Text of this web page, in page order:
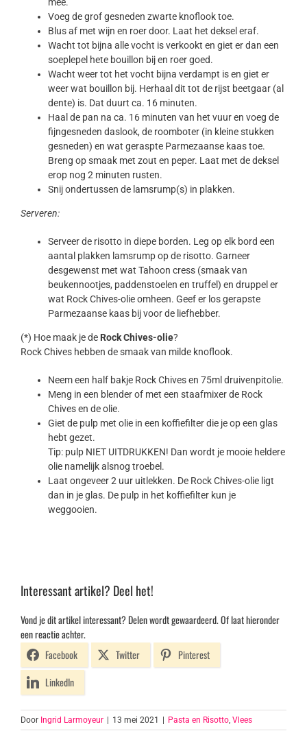
Voeg de grof gesneden zwarte knoflook toe.
Blus af met wijn en roer door. Laat het deksel eraf.
Wacht tot bijna alle vocht is verkookt en giet er dan een
soeplepel hete bouillon bij en roer goed.
Wacht weer tot het vocht bijna verdampt is en giet er
weer wat bouillon bij. Herhaal dit tot de rijst beetgaar (al
dente) is. Dat duurt ca. 16 minuten.
Haal de pan na ca. 16 minuten van het vuur en voeg de
fijngesneden daslook, de roomboter (in kleine stukken
gesneden) en wat geraspte Parmezaanse kaas toe.
Breng op smaak met zout en peper. Laat met de deksel
erop nog 2 minuten rusten.
Snij ondertussen de lamsrump(s) in plakken.
Serveren:
Serveer de risotto in diepe borden. Leg op elk bord een
aantal plakken lamsrump op de risotto. Garneer
desgewenst met wat Tahoon cress (smaak van
beukennootjes, paddenstoelen en truffel) en druppel er
wat Rock Chives-olie omheen. Geef er los gerapste
Parmezaanse kaas bij voor de liefhebber.
(*) Hoe maak je de Rock Chives-olie?
Rock Chives hebben de smaak van milde knoflook.
Neem een half bakje Rock Chives en 75ml druivenpitolie.
Meng in een blender of met een staafmixer de Rock
Chives en de olie.
Giet de pulp met olie in een koffiefilter die je op een glas
hebt gezet.
Tip: pulp NIET UITDRUKKEN! Dan wordt je mooie heldere
olie namelijk alsnog troebel.
Laat ongeveer 2 uur uitlekken. De Rock Chives-olie ligt
dan in je glas. De pulp in het koffiefilter kun je
weggooien.
Interessant artikel? Deel het!
Vond je dit artikel interessant? Delen wordt gewaardeerd. Of laat hieronder
een reactie achter.
Facebook
Twitter
Pinterest
LinkedIn
Door Ingrid Larmoyeur | 13 mei 2021 | Pasta en Risotto Vlees